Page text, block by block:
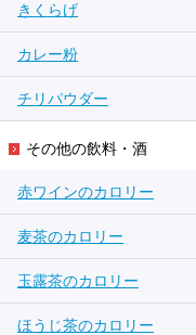
きくらげ
カレー粉
チリパウダー
その他の飲料・酒
赤ワインのカロリー
麦茶のカロリー
玉露茶のカロリー
ほうじ茶のカロリー